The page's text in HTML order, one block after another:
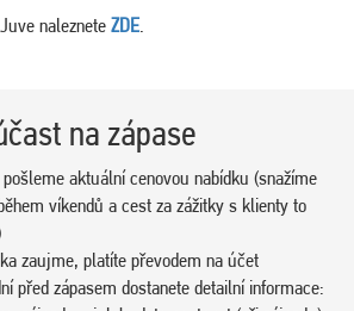
naleznete ZDE.
na zápase
aktuální cenovou nabídku (snažíme
víkendů a cest za zážitky s klienty to
zaujme, platíte převodem na účet
před zápasem dostanete detailní informace: